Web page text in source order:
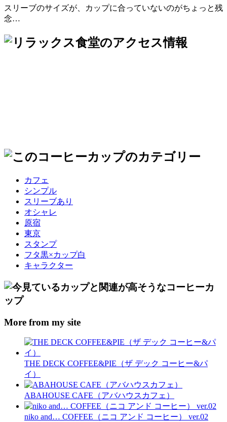
スリーブのサイズが、カップに合っていないのがちょっと残
念…
カフェ
シンプル
スリーブあり
オシャレ
原宿
東京
スタンプ
フタ黒×カップ白
キャラクター
More from my site
THE DECK COFFEE&PIE（ザ デック コーヒー&パ
イ）
ABAHOUSE CAFE（アバハウスカフェ）
niko and… COFFEE（ニコ アンド コーヒー） ver.02